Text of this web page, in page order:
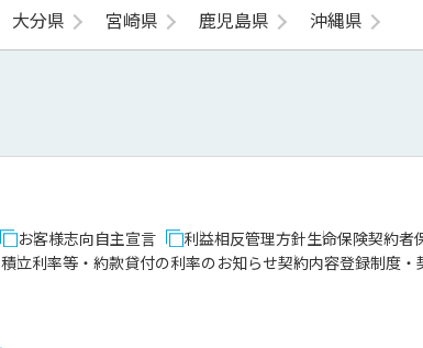
大分県 宮崎県 鹿児島県 沖縄県
お客様志向自主宣言 利益相反管理方針生命保険契約者
積立利率等・約款貸付の利率のお知らせ契約内容登録制度・